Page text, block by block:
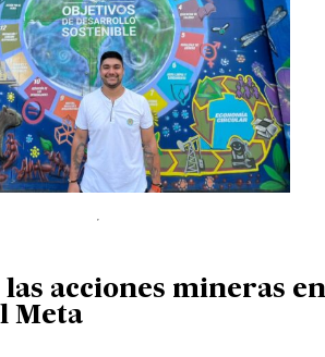
las acciones mineras en
Meta